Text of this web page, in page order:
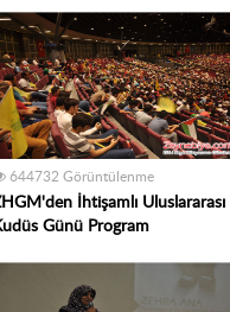
644732 Görüntülenme
İhtişamlı Uluslararası
Günü Program